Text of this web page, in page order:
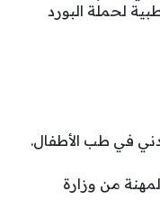
لحملة البورد
في طب الأطفال.
من وزارة